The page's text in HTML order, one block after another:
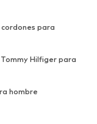
para
Hilfiger para
hombre